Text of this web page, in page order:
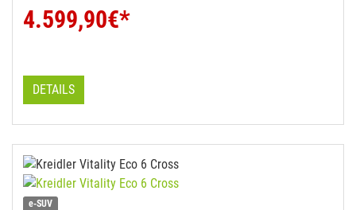
4.599,90€*
DETAILS
e-SUV